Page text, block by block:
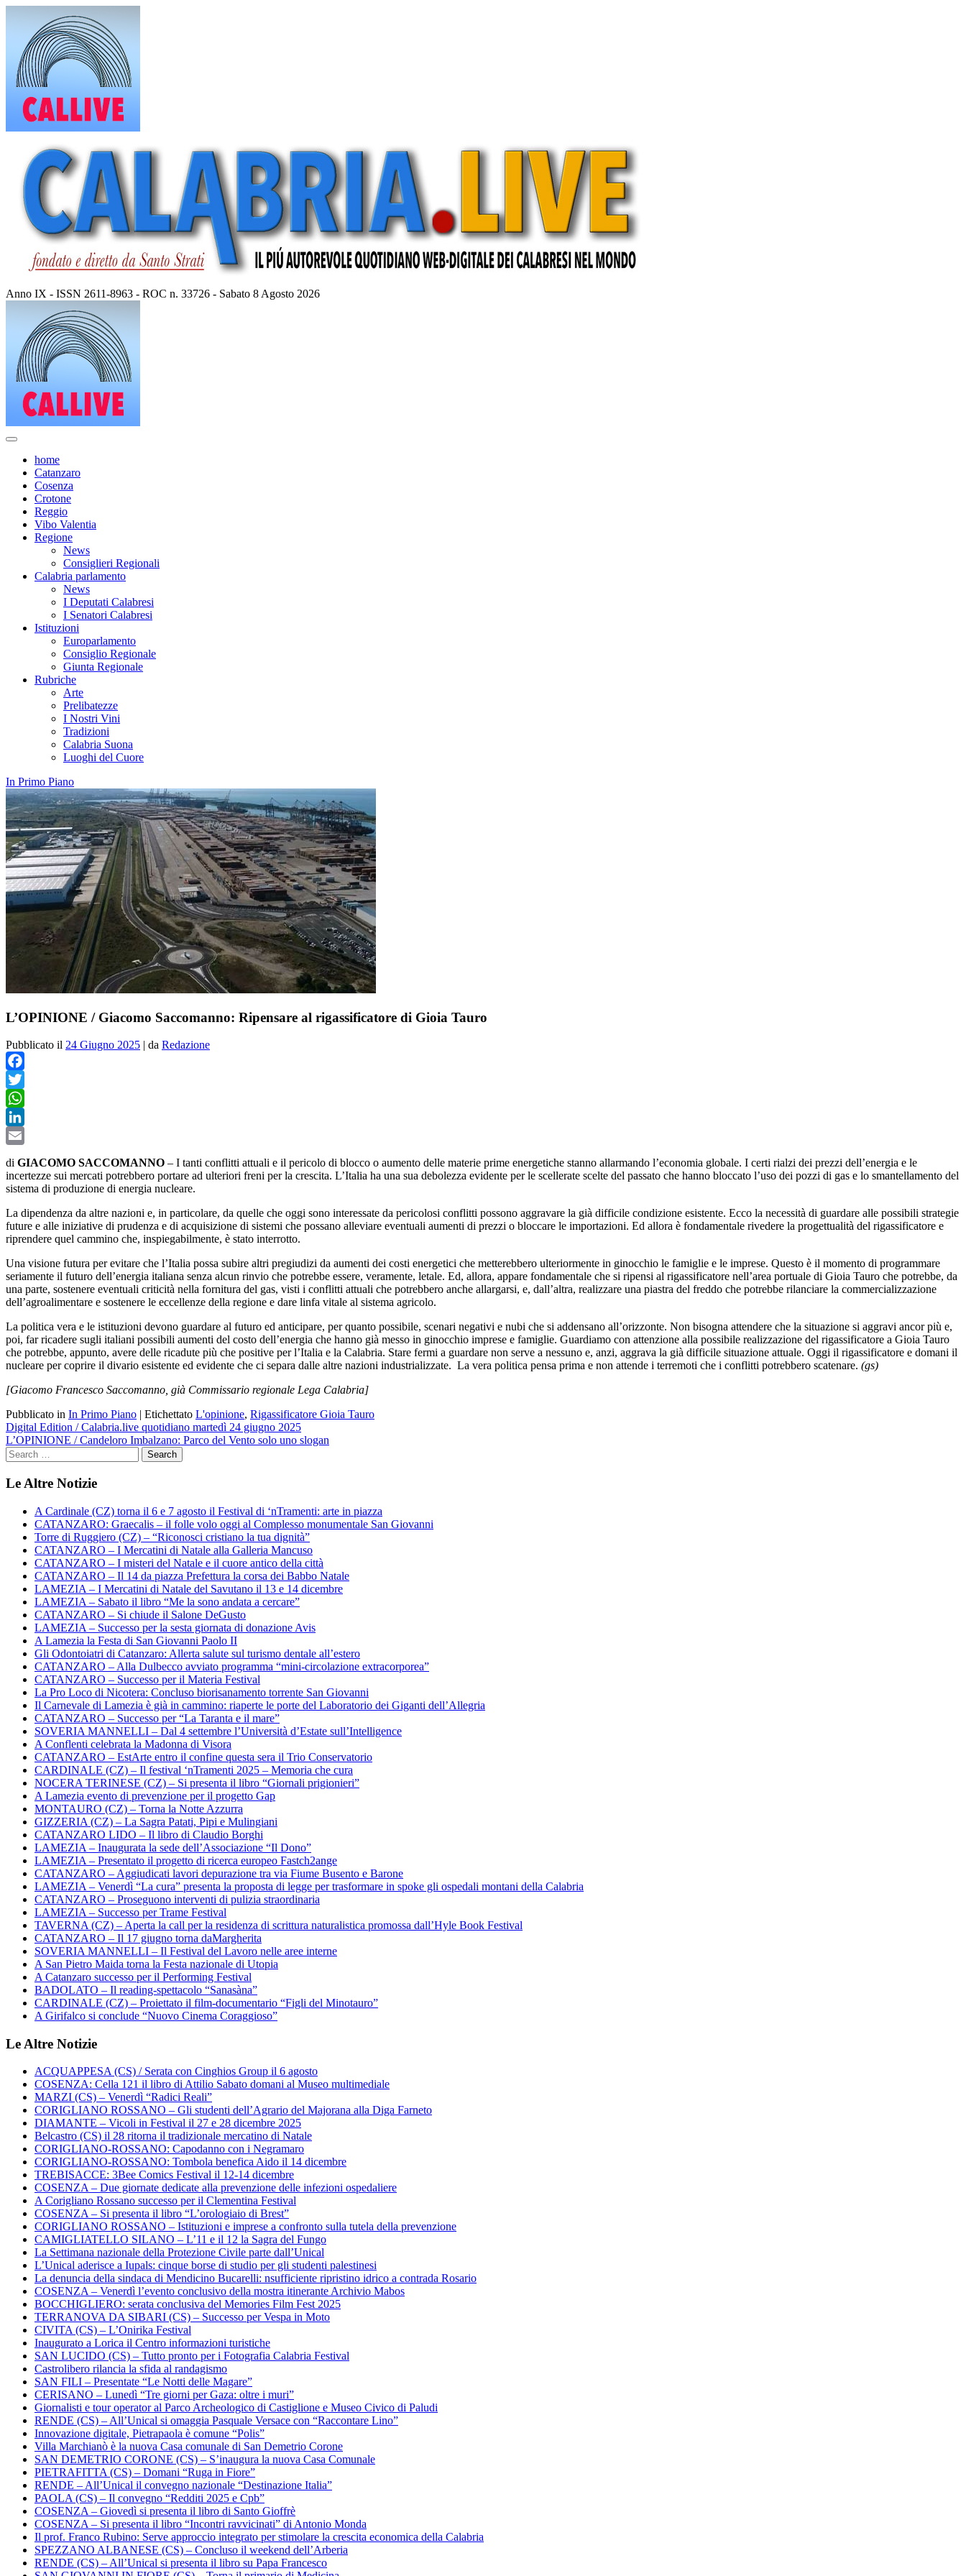
contenuto
Anno IX - ISSN 2611-8963 - ROC n. 33726 - Sabato 8 Agosto 2026
home
Catanzaro
Cosenza
Crotone
Reggio
Vibo Valentia
Regione
News
Consiglieri Regionali
Calabria parlamento
News
I Deputati Calabresi
I Senatori Calabresi
Istituzioni
Europarlamento
Consiglio Regionale
Giunta Regionale
Rubriche
Arte
Prelibatezze
I Nostri Vini
Tradizioni
Calabria Suona
Luoghi del Cuore
In Primo Piano
L’OPINIONE / Giacomo Saccomanno: Ripensare al rigassificatore di Gioia Tauro
Pubblicato il 24 Giugno 2025 | da Redazione
Facebook
Twitter
WhatsApp
LinkedIn
di GIACOMO SACCOMANNO – I tanti conflitti attuali e il pericolo di blocco o aumento delle materie prime energetiche stanno allarmando l’economia globale. I certi rialzi dei prezzi dell’energia e le
incertezze sui mercati potrebbero portare ad ulteriori freni per la crescita. L’Italia ha una sua debolezza evidente per le scellerate scelte del passato che hanno bloccato l’uso dei pozzi di gas e lo smantellamento del
sistema di produzione di energia nucleare.
La dipendenza da altre nazioni e, in particolare, da quelle che oggi sono interessate da pericolosi conflitti possono aggravare la già difficile condizione esistente. Ecco la necessità di guardare alle possibili strategie
future e alle iniziative di prudenza e di acquisizione di sistemi che possano alleviare eventuali aumenti di prezzi o bloccare le importazioni. Ed allora è fondamentale rivedere la progettualità del rigassificatore e
riprendere quel cammino che, inspiegabilmente, è stato interrotto.
Una visione futura per evitare che l’Italia possa subire altri pregiudizi da aumenti dei costi energetici che metterebbero ulteriormente in ginocchio le famiglie e le imprese. Questo è il momento di programmare
seriamente il futuro dell’energia italiana senza alcun rinvio che potrebbe essere, veramente, letale. Ed, allora, appare fondamentale che si ripensi al rigassificatore nell’area portuale di Gioia Tauro che potrebbe, da
una parte, sostenere eventuali criticità nella fornitura del gas, visti i conflitti attuali che potrebbero anche allargarsi, e, dall’altra, realizzare una piastra del freddo che potrebbe rilanciare la commercializzazione
dell’agroalimentare e sostenere le eccellenze della regione e dare linfa vitale al sistema agricolo.
La politica vera e le istituzioni devono guardare al futuro ed anticipare, per quanto possibile, scenari negativi e nubi che si addensano all’orizzonte. Non bisogna attendere che la situazione si aggravi ancor più e,
poi, far ricadere sugli italiani possibili aumenti del costo dell’energia che hanno già messo in ginocchio imprese e famiglie. Guardiamo con attenzione alla possibile realizzazione del rigassificatore a Gioia Tauro
che potrebbe, appunto, avere delle ricadute più che positive per l’Italia e la Calabria. Stare fermi a guardare non serve a nessuno e, anzi, aggrava la già difficile situazione attuale. Oggi il rigassificatore e domani il
nucleare per coprire il divario esistente ed evidente che ci separa dalle altre nazioni industrializzate. La vera politica pensa prima e non attende i terremoti che i conflitti potrebbero scatenare. (gs)
[Giacomo Francesco Saccomanno, già Commissario regionale Lega Calabria]
Pubblicato in In Primo Piano | Etichettato L'opinione, Rigassificatore Gioia Tauro
Navigazione
articoli
Digital Edition / Calabria.live quotidiano martedì 24 giugno 2025
L’OPINIONE / Candeloro Imbalzano: Parco del Vento solo uno slogan
Le Altre Notizie
A Cardinale (CZ) torna il 6 e 7 agosto il Festival di ‘nTramenti: arte in piazza
CATANZARO: Graecalis – il folle volo oggi al Complesso monumentale San Giovanni
Torre di Ruggiero (CZ) – “Riconosci cristiano la tua dignità”
CATANZARO – I Mercatini di Natale alla Galleria Mancuso
CATANZARO – I misteri del Natale e il cuore antico della città
CATANZARO – Il 14 da piazza Prefettura la corsa dei Babbo Natale
LAMEZIA – I Mercatini di Natale del Savutano il 13 e 14 dicembre
LAMEZIA – Sabato il libro “Me la sono andata a cercare”
CATANZARO – Si chiude il Salone DeGusto
LAMEZIA – Successo per la sesta giornata di donazione Avis
A Lamezia la Festa di San Giovanni Paolo II
Gli Odontoiatri di Catanzaro: Allerta salute sul turismo dentale all’estero
CATANZARO – Alla Dulbecco avviato programma “mini-circolazione extracorporea”
CATANZARO – Successo per il Materia Festival
La Pro Loco di Nicotera: Concluso biorisanamento torrente San Giovanni
Il Carnevale di Lamezia è già in cammino: riaperte le porte del Laboratorio dei Giganti dell’Allegria
CATANZARO – Successo per “La Taranta e il mare”
SOVERIA MANNELLI – Dal 4 settembre l’Università d’Estate sull’Intelligence
A Conflenti celebrata la Madonna di Visora
CATANZARO – EstArte entro il confine questa sera il Trio Conservatorio
CARDINALE (CZ) – Il festival ‘nTramenti 2025 – Memoria che cura
NOCERA TERINESE (CZ) – Si presenta il libro “Giornali prigionieri”
A Lamezia evento di prevenzione per il progetto Gap
MONTAURO (CZ) – Torna la Notte Azzurra
GIZZERIA (CZ) – La Sagra Patati, Pipi e Mulingiani
CATANZARO LIDO – Il libro di Claudio Borghi
LAMEZIA – Inaugurata la sede dell’Associazione “Il Dono”
LAMEZIA – Presentato il progetto di ricerca europeo Fastch2ange
CATANZARO – Aggiudicati lavori depurazione tra via Fiume Busento e Barone
LAMEZIA – Venerdì “La cura” presenta la proposta di legge per trasformare in spoke gli ospedali montani della Calabria
CATANZARO – Proseguono interventi di pulizia straordinaria
LAMEZIA – Successo per Trame Festival
TAVERNA (CZ) – Aperta la call per la residenza di scrittura naturalistica promossa dall’Hyle Book Festival
CATANZARO – Il 17 giugno torna daMargherita
SOVERIA MANNELLI – Il Festival del Lavoro nelle aree interne
A San Pietro Maida torna la Festa nazionale di Utopia
A Catanzaro successo per il Performing Festival
BADOLATO – Il reading-spettacolo “Sanasàna”
CARDINALE (CZ) – Proiettato il film-documentario “Figli del Minotauro”
A Girifalco si conclude “Nuovo Cinema Coraggioso”
Le Altre Notizie
ACQUAPPESA (CS) / Serata con Cinghios Group il 6 agosto
COSENZA: Cella 121 il libro di Attilio Sabato domani al Museo multimediale
MARZI (CS) – Venerdì “Radici Reali”
CORIGLIANO ROSSANO – Gli studenti dell’Agrario del Majorana alla Diga Farneto
DIAMANTE – Vicoli in Festival il 27 e 28 dicembre 2025
Belcastro (CS) il 28 ritorna il tradizionale mercatino di Natale
CORIGLIANO-ROSSANO: Capodanno con i Negramaro
CORIGLIANO-ROSSANO: Tombola benefica Aido il 14 dicembre
TREBISACCE: 3Bee Comics Festival il 12-14 dicembre
COSENZA – Due giornate dedicate alla prevenzione delle infezioni ospedaliere
A Corigliano Rossano successo per il Clementina Festival
COSENZA – Si presenta il libro “L’orologiaio di Brest”
CORIGLIANO ROSSANO – Istituzioni e imprese a confronto sulla tutela della prevenzione
CAMIGLIATELLO SILANO – L’11 e il 12 la Sagra del Fungo
La Settimana nazionale della Protezione Civile parte dall’Unical
L’Unical aderisce a Iupals: cinque borse di studio per gli studenti palestinesi
La denuncia della sindaca di Mendicino Bucarelli: nsufficiente ripristino idrico a contrada Rosario
COSENZA – Venerdì l’evento conclusivo della mostra itinerante Archivio Mabos
BOCCHIGLIERO: serata conclusiva del Memories Film Fest 2025
TERRANOVA DA SIBARI (CS) – Successo per Vespa in Moto
CIVITA (CS) – L’Onirika Festival
Inaugurato a Lorica il Centro informazioni turistiche
SAN LUCIDO (CS) – Tutto pronto per i Fotografia Calabria Festival
Castrolibero rilancia la sfida al randagismo
SAN FILI – Presentate “Le Notti delle Magare”
CERISANO – Lunedì “Tre giorni per Gaza: oltre i muri”
Giornalisti e tour operator al Parco Archeologico di Castiglione e Museo Civico di Paludi
RENDE (CS) – All’Unical si omaggia Pasquale Versace con “Raccontare Lino”
Innovazione digitale, Pietrapaola è comune “Polis”
Villa Marchianò è la nuova Casa comunale di San Demetrio Corone
SAN DEMETRIO CORONE (CS) – S’inaugura la nuova Casa Comunale
PIETRAFITTA (CS) – Domani “Ruga in Fiore”
RENDE – All’Unical il convegno nazionale “Destinazione Italia”
PAOLA (CS) – Il convegno “Redditi 2025 e Cpb”
COSENZA – Giovedì si presenta il libro di Santo Gioffrè
COSENZA – Si presenta il libro “Incontri ravvicinati” di Antonio Monda
Il prof. Franco Rubino: Serve approccio integrato per stimolare la crescita economica della Calabria
SPEZZANO ALBANESE (CS) – Concluso il weekend dell’Arberia
RENDE (CS) – All’Unical si presenta il libro su Papa Francesco